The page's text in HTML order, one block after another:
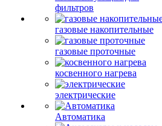
фильтров
газовые накопительные
газовые проточные
косвенного нагрева
электрические
Автоматика